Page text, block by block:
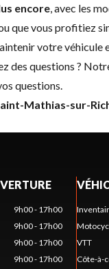
encore , avec les
que vous profitiez
votre véhicule
des questions ?
questions.
Mathias-sur-
9h00 - 17h00
9h00 - 17h00
9h00 - 17h00
9h00 - 17h00
VTT
Côte-à-